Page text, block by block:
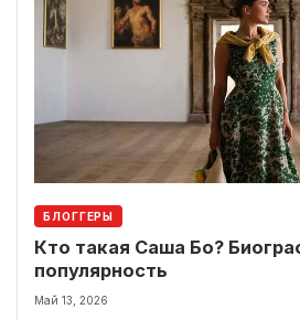
БЛОГГЕРЫ
Кто такая Саша Бо?
популярность
Май 13, 2026